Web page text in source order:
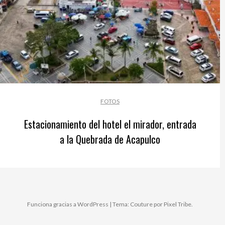
FOTOS
Estacionamiento del hotel el mirador, entrada
a la Quebrada de Acapulco
Funciona gracias a WordPress | Tema: Couture por Pixel Tribe